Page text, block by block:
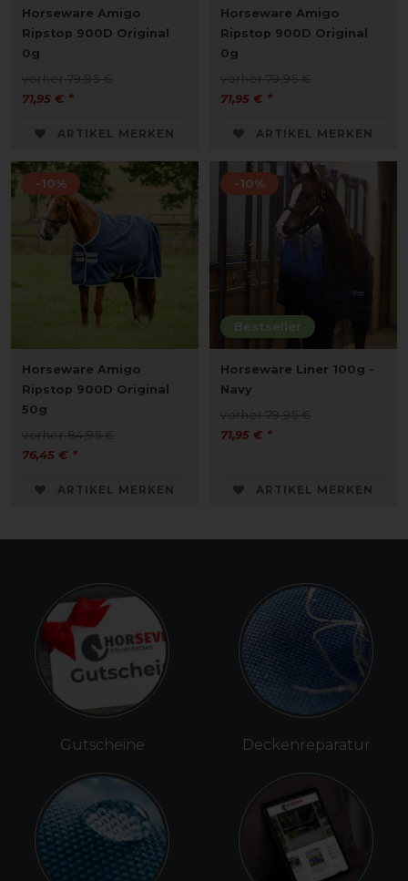
Horseware Amigo
Ripstop 900D Original
0g
vorher 79,95 €
71,95 € *
ARTIKEL MERKEN
Horseware Amigo
Ripstop 900D Original
0g
vorher 79,95 €
71,95 € *
ARTIKEL MERKEN
-10%
Horseware Amigo
Ripstop 900D Original
50g
vorher 84,95 €
76,45 € *
ARTIKEL MERKEN
Bestseller
-10%
Horseware Liner 100g -
Navy
vorher 79,95 €
71,95 € *
ARTIKEL MERKEN
Gutscheine Deckenreparatur